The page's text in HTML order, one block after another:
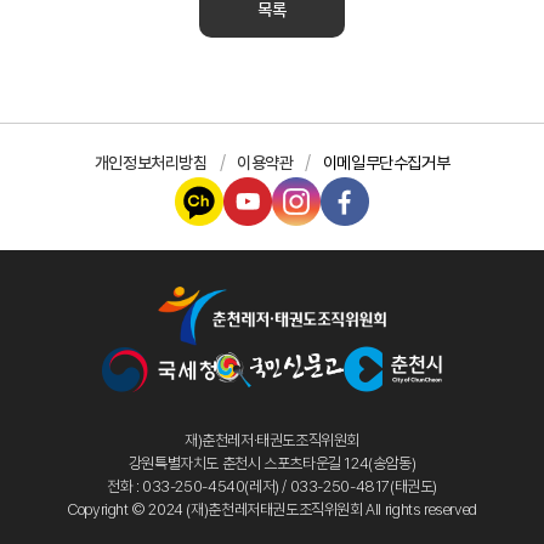
목록
개인정보처리방침 이용약관 이메일무단수집거부
재)춘천레저·태권도조직위원회
강원특별자치도 춘천시 스포츠타운길 124(송암동)
전화 : 033-250-4540(레저) / 033-250-4817(태권도)
Copyright © 2024 (재)춘천레저태권도조직위원회 All rights reserved